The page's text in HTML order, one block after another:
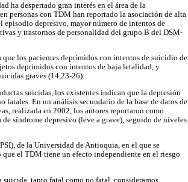
ha despertado gran interés en el área de la
personas con TDM han reportado la asociación de alta
episodio depresivo, mayor número de intentos de
y trastornos de personalidad del grupo B del DSM-
los pacientes deprimidos con intentos de suicidio de
deprimidos con intentos de baja letalidad, y
graves (14,23-26).
suicidas, los existentes indican que la depresión
fatales. En un análisis secundario de la base de datos de
realizada en 2002, los autores reportaron como
síndrome depresivo (leve a grave), seguido de niveles
de la Universidad de Antioquia, en el que se
el TDM tiene un efecto independiente en el riesgo
tanto fatal como no fatal, consideramos